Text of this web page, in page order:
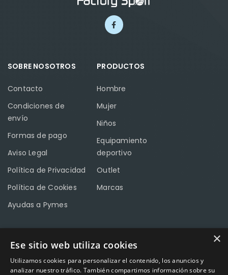
SOBRE NOSOTROS
Contacto
Condiciones de
envío
Formas de pago
Aviso Legal
Política de Privacidad
Política de Cookies
Ayudas a Pymes
PRODUCTOS
Hombre
Mujer
Niños
Equipamiento
deportivo
Outlet
Marcas
CONTACTO
Calle Méndez Núñez nº3 – Fuente Palmera 14120 Córdoba
×
Ese sitio web utiliza cookies
Utilizamos cookies para personalizar el contenido, los anuncios y
analizar nuestro tráfico. También compartimos información sobre su